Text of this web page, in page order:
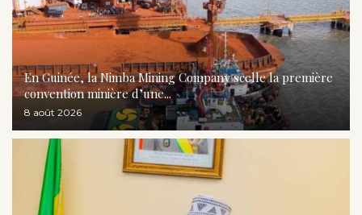
En Guinée, la Nimba Mining Company scelle la première
convention minière d’une...
8 août 2026